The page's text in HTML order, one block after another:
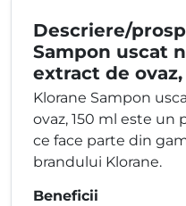
Descriere/
Sampon uscat
extract de ovaz,
Klorane Sampon
ovaz, 150 ml este
ce face parte din
brandului Klorane.
Beneficii